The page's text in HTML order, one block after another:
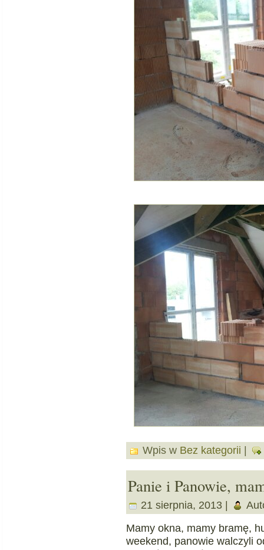
Wpis w Bez kategorii |
Panie i Panowie,
21 sierpnia, 2013 |
Mamy okna, mamy bramę,
weekend, panowie walczyli